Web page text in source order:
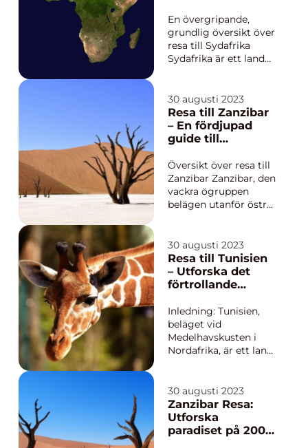
Mauritius resenärer
från hela världe...
södra Afrika
En övergripande,
grundlig översikt över
resa till Sydafrika
Sydafrika är ett land
för alla äventyrslystna
resenärer. Från
fantastiska safarier
och vacker natur till
stadsupplevelser och
en rik kult...
30 augusti 2023
Resa till Zanzibar
– En fördjupad
guide till
jorden
Översikt över resa till
Zanzibar Zanzibar, den
vackra ögruppen
belägen utanför östra
paradis för resenärer.
Med sina vita
sandstränder,
turkosblått vatten och
det ingen
överraskning at...
30 augusti 2023
Resa till Tunisien
– Utforska det
förtrollande
landet
Inledning: Tunisien,
beläget vid
Medelhavskusten i
Nordafrika, är ett land
hisnande
naturlandskap. En
resa till Tunisien
erbjuder en oslagbar
30 augusti 2023
Zanzibar Resa:
Utforska
paradiset på 2000